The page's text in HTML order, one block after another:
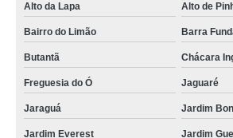
cartão de visita pvc preço Vila Tramontano
empresa que faz cartão de visita em pvc
empresa que faz cartão pvc Jardim América
Alto da Lapa
Alto de
Bairro do Limão Barra
Butantã Chácara
Freguesia do Ó Jaguaré
Jaraguá Jardim
Jardim Everest Jardim